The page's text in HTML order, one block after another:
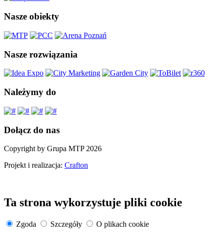
Nasze obiekty
Nasze rozwiązania
Należymy do
Dołącz do nas
Copyright by Grupa MTP 2026
Projekt i realizacja: Crafton
Ta strona wykorzystuje pliki cookie
Zgoda Szczegóły
O plikach cookie